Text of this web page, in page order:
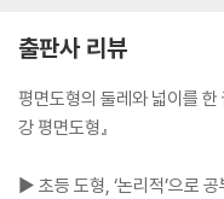
출판사 리뷰
평면도형의 둘레와 넓이를 한
강 평면도형』
▶ 초등 도형, ‘논리적’으로 공